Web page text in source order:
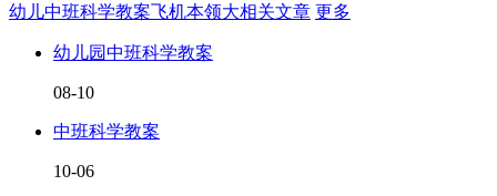
幼儿中班科学教案飞机本领大相关文章 更多
幼儿园中班科学教案
08-10
中班科学教案
10-06